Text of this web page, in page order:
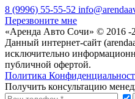
8 (9996) 55-55-52
Перезвоните мне
«Аренда Авто Сочи» © 2016 -
Данный интернет-сайт
исключительно
публичной офертой.
Политика
Получить консультацию